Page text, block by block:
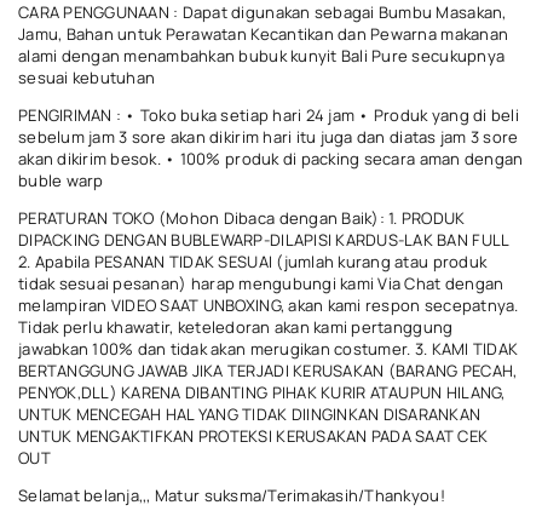
CARA PENGGUNAAN : Dapat digunakan sebagai Bumbu Masakan,
Jamu, Bahan untuk Perawatan Kecantikan dan Pewarna makanan
alami dengan menambahkan bubuk kunyit Bali Pure secukupnya
sesuai kebutuhan
PENGIRIMAN : • Toko buka setiap hari 24 jam • Produk yang di beli
sebelum jam 3 sore akan dikirim hari itu juga dan diatas jam 3 sore
akan dikirim besok. • 100% produk di packing secara aman dengan
buble warp
PERATURAN TOKO (Mohon Dibaca dengan Baik): 1. PRODUK
DIPACKING DENGAN BUBLEWARP-DILAPISI KARDUS-LAK BAN FULL
2. Apabila PESANAN TIDAK SESUAI (jumlah kurang atau produk
tidak sesuai pesanan) harap mengubungi kami Via Chat dengan
melampiran VIDEO SAAT UNBOXING, akan kami respon secepatnya.
Tidak perlu khawatir, keteledoran akan kami pertanggung
jawabkan 100% dan tidak akan merugikan costumer. 3. KAMI TIDAK
BERTANGGUNG JAWAB JIKA TERJADI KERUSAKAN (BARANG PECAH,
PENYOK,DLL) KARENA DIBANTING PIHAK KURIR ATAUPUN HILANG,
UNTUK MENCEGAH HAL YANG TIDAK DIINGINKAN DISARANKAN
UNTUK MENGAKTIFKAN PROTEKSI KERUSAKAN PADA SAAT CEK
OUT
Selamat belanja,,, Matur suksma/Terimakasih/Thankyou!